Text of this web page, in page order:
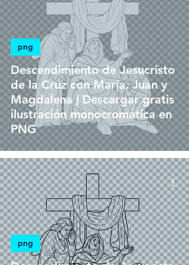
Descendimiento de Jesucristo
de la Cruz con María, Juan y
Magdalena | Descargar gratis
ilustración monocromática en
PNG
png
png